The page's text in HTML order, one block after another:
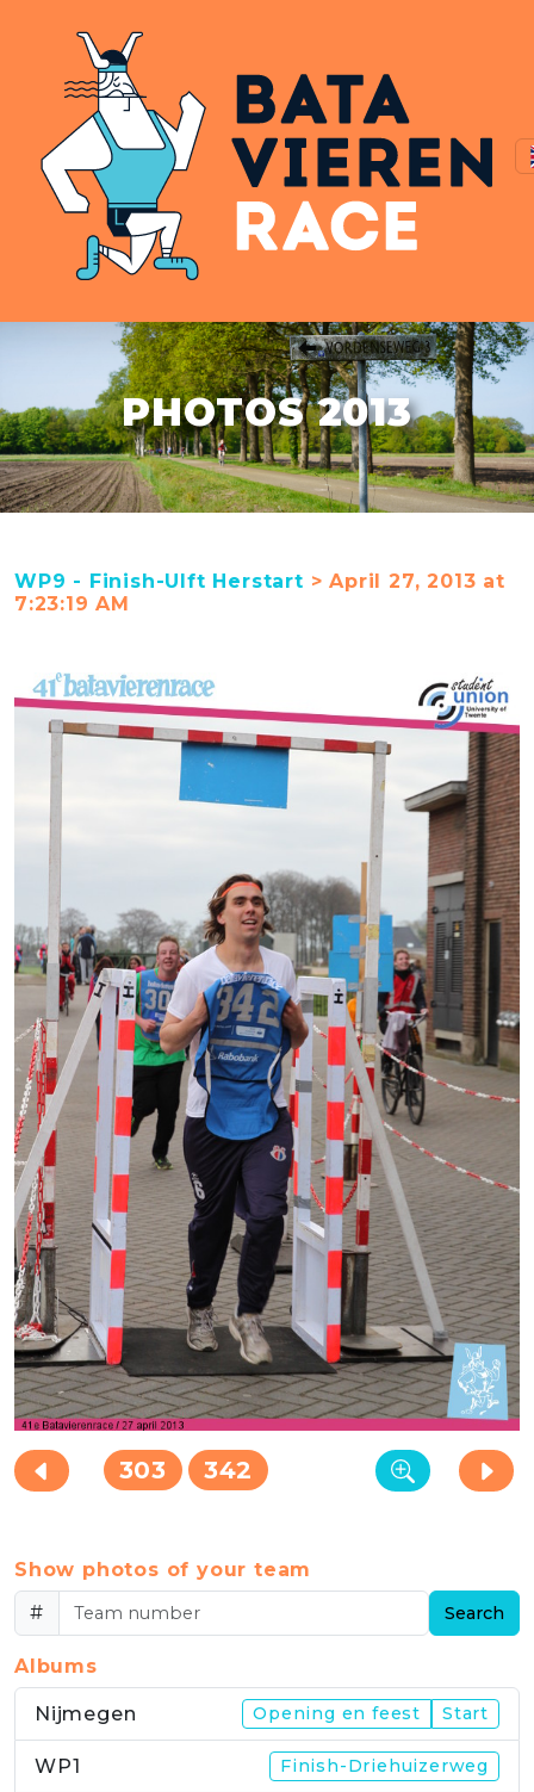
PHOTOS 2013
WP9 - Finish-Ulft Herstart > April 27, 2013 at
7:23:19 AM
303 342
Show photos of your team
#
Search
Albums
Nijmegen Opening en feest Start
WP1 Finish-Driehuizerweg